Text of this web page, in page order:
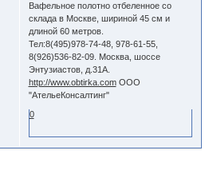
Вафельное полотно отбеленное со
склада в Москве, шириной 45 см и
длиной 60 метров.
Тел:8(495)978-74-48, 978-61-55,
8(926)536-82-09. Москва, шоссе
Энтузиастов, д.31А.
http://www.obtirka.comООО
"АтельеКонсалтинг"
0